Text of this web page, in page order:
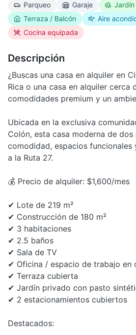
Parqueo Garaje
Jardín
Terraza / Balcón
Aire
Cocina equipada
Descripción
¿Buscas una casa en alquiler en
Rica o una casa en alquiler cerca
comodidades premium y un
Ubicada en la exclusiva
Colón, esta casa moderna de
comodidad, espacios funcionales
a la Ruta 27.
💰 Precio de alquiler: $1,600/mes
✔ Lote de 219 m²
✔ Construcción de 180 m²
✔ 3 habitaciones
✔ 2.5 baños
✔ Sala de TV
✔ Oficina / espacio de trabajo en
✔ Terraza cubierta
✔ Jardín privado con pasto
✔ 2 estacionamientos cubiertos
Destacados: